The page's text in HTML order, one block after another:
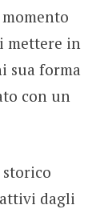
mettere in
sua forma
con un
dagli